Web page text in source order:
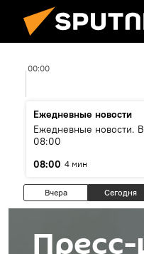
00:00
Ежедневные новости
Ежедневные новости.
08:00
08:00 4 мин
Вчера Сегодня